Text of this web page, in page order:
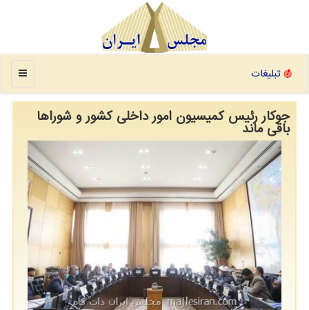
منو تبلیغات
جوکار رئیس کمیسیون امور داخلی کشور و شوراها
باقی ماند